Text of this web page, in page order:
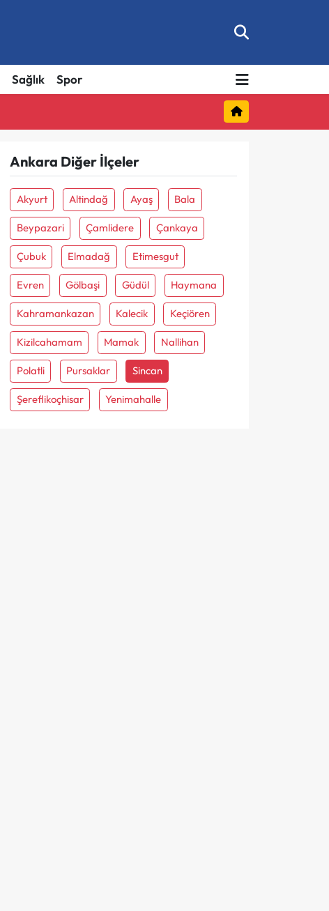
Sağlık Spor
Ankara Diğer İlçeler
Akyurt Altindağ Ayaş Bala
Beypazari Çamlidere Çankaya
Çubuk Elmadağ Etimesgut
Evren Gölbaşi Güdül Haymana
Kahramankazan Kalecik Keçiören
Kizilcahamam Mamak Nallihan
Polatli Pursaklar Sincan
Şereflikoçhisar Yenimahalle